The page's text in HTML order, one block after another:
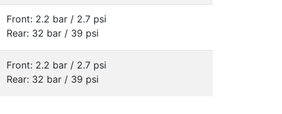
Front: 2.2 bar / 2.7 psi
Rear: 32 bar / 39 psi
Front: 2.2 bar / 2.7 psi
Rear: 32 bar / 39 psi